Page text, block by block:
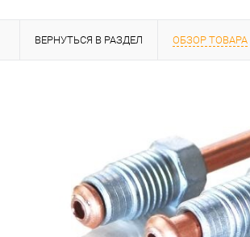
ВЕРНУТЬСЯ В РАЗДЕЛ ОБЗОР ТОВАРА